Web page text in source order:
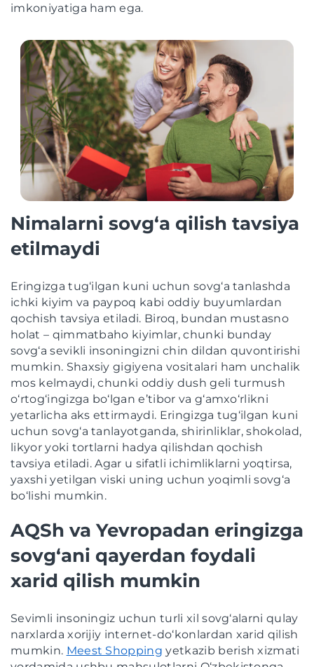
imkoniyatiga ham ega.
Nimalarni sovg‘a qilish tavsiya
etilmaydi
Eringizga tug‘ilgan kuni uchun sovg‘a tanlashda
ichki kiyim va paypoq kabi oddiy buyumlardan
qochish tavsiya etiladi. Biroq, bundan mustasno
holat – qimmatbaho kiyimlar, chunki bunday
sovg‘a sevikli insoningizni chin dildan quvontirishi
mumkin. Shaxsiy gigiyena vositalari ham unchalik
mos kelmaydi, chunki oddiy dush geli turmush
o‘rtog‘ingizga bo‘lgan e’tibor va g‘amxo‘rlikni
yetarlicha aks ettirmaydi. Eringizga tug‘ilgan kuni
uchun sovg‘a tanlayotganda, shirinliklar, shokolad,
likyor yoki tortlarni hadya qilishdan qochish
tavsiya etiladi. Agar u sifatli ichimliklarni yoqtirsa,
yaxshi yetilgan viski uning uchun yoqimli sovg‘a
bo‘lishi mumkin.
AQSh va Yevropadan eringizga
sovg‘ani qayerdan foydali
xarid qilish mumkin
Sevimli insoningiz uchun turli xil sovg‘alarni qulay
narxlarda xorijiy internet-do‘konlardan xarid qilish
mumkin. Meest Shopping yetkazib berish xizmati